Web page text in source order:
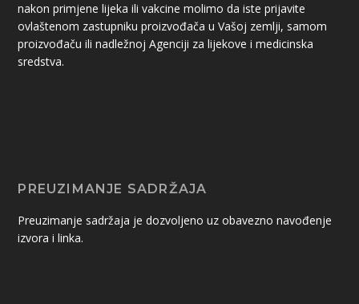
nakon primjene lijeka ili vakcine molimo da iste prijavite
ovlaštenom zastupniku proizvođača u Vašoj zemlji, samom
proizvođaču ili nadležnoj Agenciji za lijekove i medicinska
sredstva.
PREUZIMANJE SADRŽAJA
Preuzimanje sadržaja je dozvoljeno uz obavezno navođenje
izvora i linka.